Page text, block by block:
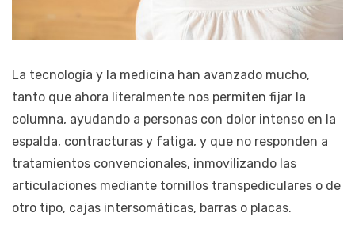
La tecnología y la medicina han avanzado mucho,
tanto que ahora literalmente nos permiten fijar la
columna, ayudando a personas con dolor intenso en la
espalda, contracturas y fatiga, y que no responden a
tratamientos convencionales, inmovilizando las
articulaciones mediante tornillos transpediculares o de
otro tipo, cajas intersomáticas, barras o placas.